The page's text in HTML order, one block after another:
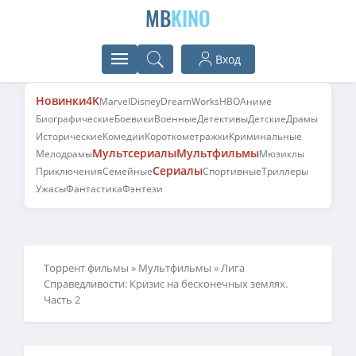
MBKINO
Вход
Новинки4KMarvelDisneyDreamWorksHBOАниме
БиографическиеБоевикиВоенныеДетективыДетскиеДрамы
ИсторическиеКомедииКороткометражкиКриминальные
МелодрамыМультсериалыМультфильмыМюзиклы
ПриключенияСемейныеСериалыСпортивныеТриллеры
УжасыФантастикаФэнтези
Торрент фильмы » Мультфильмы » Лига
Справедливости: Кризис на бесконечных землях.
Часть 2